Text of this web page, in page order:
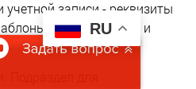
RU
записи - реквизиты
КЛ и конкурсов и
Подраздел для